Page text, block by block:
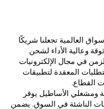
العالمية تجعلنا شريكًا
وعالية الأداء لشحن
في مجال الإلكترونيات
المعقدة لتطبيقات
القطاع.
ومشغلي الأساطيل يوفر
الناشئة في السوق. يضمن